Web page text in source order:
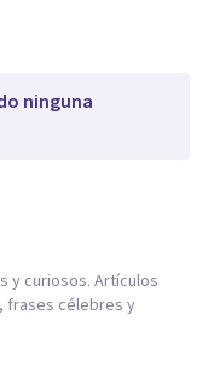
ninguna
y curiosos. Artículos
frases célebres y